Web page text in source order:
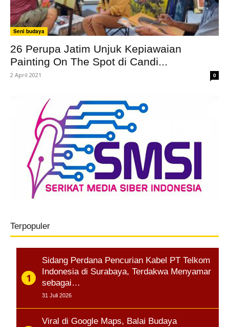
Seni budaya
26 Perupa Jatim Unjuk Kepiawaian
Painting On The Spot di Candi...
2 April 2021 0
Terpopuler
Sidang Perdana Pencurian Kabel PT Telkom
Indonesia di Surabaya, Terdakwa Menyamar
sebagai…
31 Juli 2026
Viral di Google Maps, Balai Budaya